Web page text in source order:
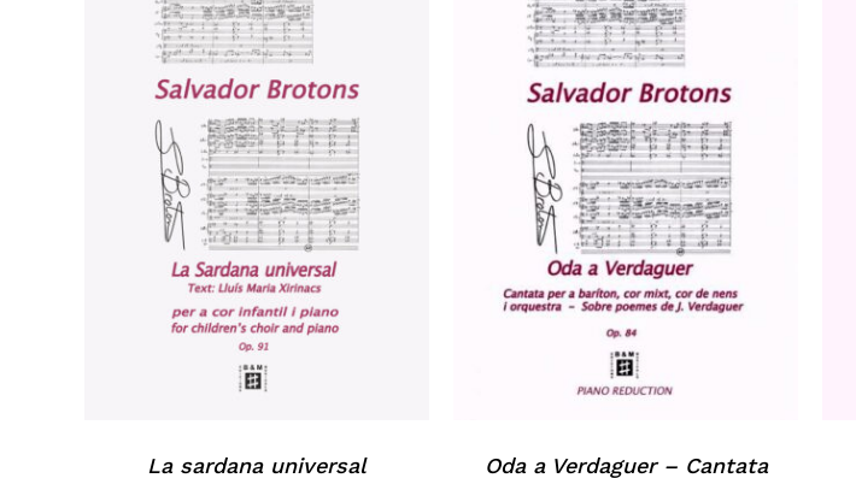
La sardana universal
Oda a Verdaguer – Cantata